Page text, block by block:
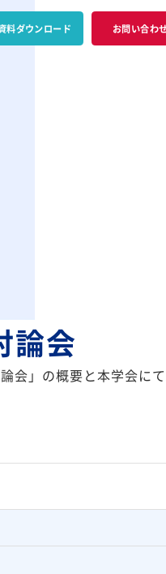
料ダウンロード お問い合わ
論会
会」の概要と本学会に